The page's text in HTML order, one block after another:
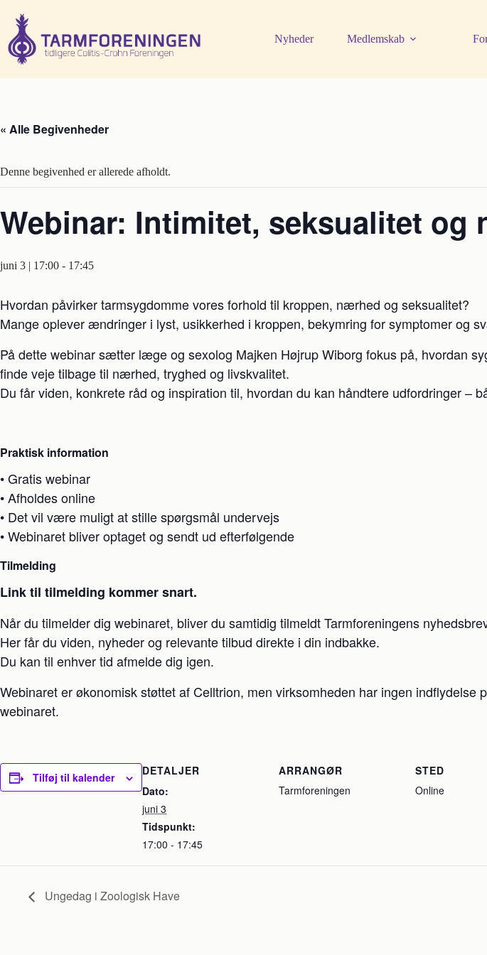
indhold
Nyheder Medlemskab
« Alle Begivenheder
Denne begivenhed er allerede afholdt.
Webinar: Intimitet, seksualitet og
juni 3 | 17:00 - 17:45
Hvordan påvirker tarmsygdomme vores forhold til kroppen, nærhed og seksualitet?
Mange oplever ændringer i lyst, usikkerhed i kroppen, bekymring for symptomer og
På dette webinar sætter læge og sexolog Majken Højrup Wiborg fokus på, hvordan
finde veje tilbage til nærhed, tryghed og livskvalitet.
Du får viden, konkrete råd og inspiration til, hvordan du kan håndtere udfordringer –
Praktisk information
• Gratis webinar
• Afholdes online
• Det vil være muligt at stille spørgsmål undervejs
• Webinaret bliver optaget og sendt ud efterfølgende
Tilmelding
Link til tilmelding kommer snart.
Når du tilmelder dig webinaret, bliver du samtidig tilmeldt Tarmforeningens
Her får du viden, nyheder og relevante tilbud direkte i din indbakke.
Du kan til enhver tid afmelde dig igen.
Webinaret er økonomisk støttet af Celltrion, men virksomheden har ingen
webinaret.
Tilføj til kalender
DETALJER
Dato:
juni 3
Tidspunkt:
17:00 - 17:45
ARRANGØR
Tarmforeningen
STED
Online
Ungedag i Zoologisk Have